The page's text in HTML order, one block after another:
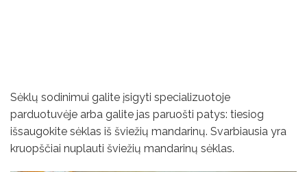
Sėklų sodinimui galite įsigyti specializuotoje
parduotuvėje arba galite jas paruošti patys: tiesiog
išsaugokite sėklas iš šviežių mandarinų. Svarbiausia yra
kruopščiai nuplauti šviežių mandarinų sėklas.